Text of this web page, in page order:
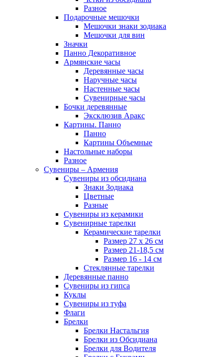
Разное
Подарочные мешочки
Мешочки знаки зодиака
Мешочки для вин
Значки
Панно Декоративное
Армянские часы
Деревянные часы
Наручные часы
Настенные часы
Сувенирные часы
Бочки деревянные
Эксклюзив Аракс
Картины. Панно
Панно
Картины Объемные
Настольные наборы
Разное
Сувениры – Армения
Сувениры из обсидиана
Знаки Зодиака
Цветные
Разные
Сувениры из керамики
Сувенирные тарелки
Керамические тарелки
Размер 27 х 26 см
Размер 21-18,5 см
Размер 16 - 14 см
Стеклянные тарелки
Деревянные панно
Сувениры из гипса
Куклы
Сувениры из туфа
Флаги
Брелки
Брелки Настальгия
Брелки из Обсидиана
Брелки для Водителя